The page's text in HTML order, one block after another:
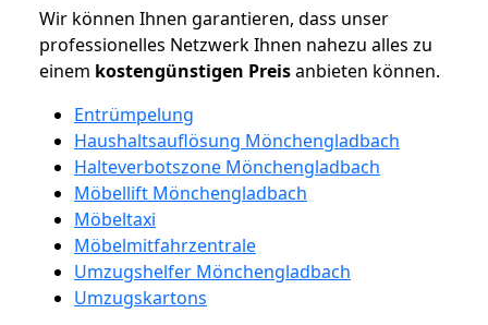
Wir können Ihnen garantieren, dass unser
professionelles Netzwerk Ihnen nahezu alles zu
einem kostengünstigen Preisanbieten können.
Entrümpelung
Haushaltsauflösung Mönchengladbach
Halteverbotszone Mönchengladbach
Möbellift Mönchengladbach
Möbeltaxi
Möbelmitfahrzentrale
Umzugshelfer Mönchengladbach
Umzugskartons